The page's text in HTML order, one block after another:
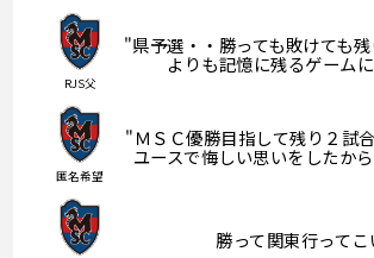
RJS父
"県予選・・勝っても敗けても
よりも記憶に残るゲーム
匿名希望
"ＭＳＣ優勝目指して残り２試
ユースで悔しい思いをしたか
勝って関東行ってこ